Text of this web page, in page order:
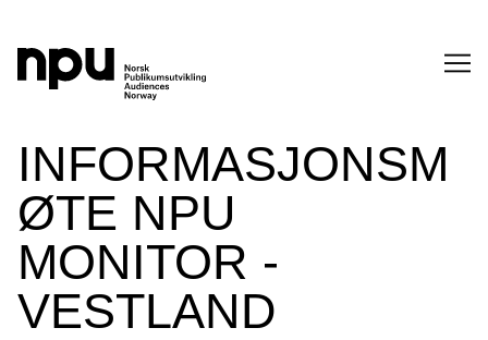
SØK
INFORMASJONSM
ØTE NPU
MONITOR -
VESTLAND